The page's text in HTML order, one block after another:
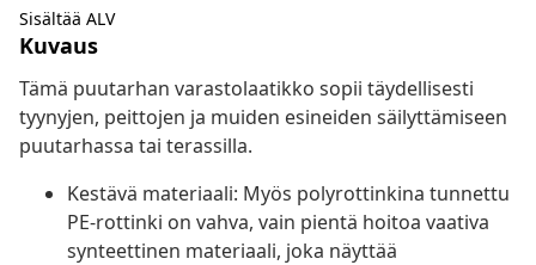
Sisältää ALV
Kuvaus
Tämä puutarhan varastolaatikko sopii täydellisesti
tyynyjen, peittojen ja muiden esineiden säilyttämiseen
puutarhassa tai terassilla.
Kestävä materiaali: Myös polyrottinkina tunnettu
PE-rottinki on vahva, vain pientä hoitoa vaativa
synteettinen materiaali, joka näyttää